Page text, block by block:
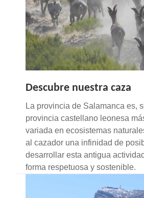
NAVEGACIÓN
Descubre nuestra caza
La provincia de Salamanca es,
provincia castellano leonesa
variada en ecosistemas
al cazador una infinidad de
desarrollar esta antigua
forma respetuosa y sostenible.